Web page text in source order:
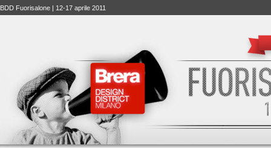
BDD Fuorisalone | 12-17 aprile 2011